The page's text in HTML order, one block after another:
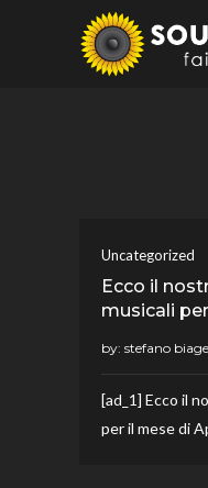
Uncategorized
Ecco il
musicali
by: stefano
[ad_1] Ecco il
per il mese di